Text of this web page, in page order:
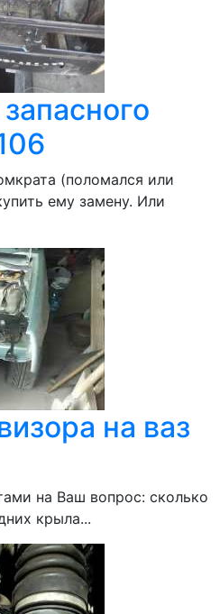
(поломался или
ему замену. Или
на ваз
на Ваш вопрос: сколько
крыла...